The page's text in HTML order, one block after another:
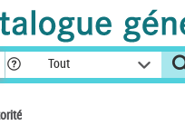
Tout